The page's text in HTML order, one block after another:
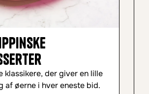
klassikere, der giver en lille
af øerne i hver eneste bid.